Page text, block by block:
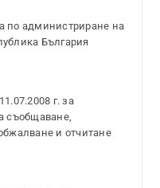
по администриране на
България
г. за
съобщаване,
и отчитане